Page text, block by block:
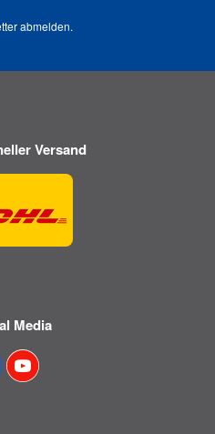
abmelden.
Versand
Media